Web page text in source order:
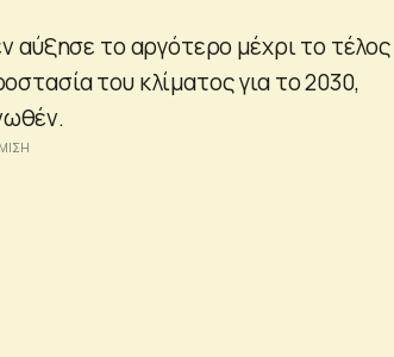
αύξησε το αργότερο μέχρι το τέλος
του κλίματος για το 2030,